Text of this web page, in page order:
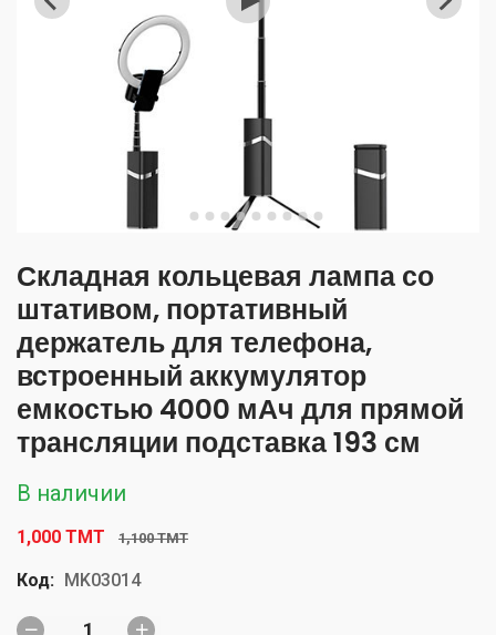
Складная кольцевая лампа со
штативом, портативный
держатель для телефона,
встроенный аккумулятор
емкостью 4000 мАч для прямой
трансляции подставка 193 см
В наличии
1,000 TMT 1,100 TMT
Код: MK03014